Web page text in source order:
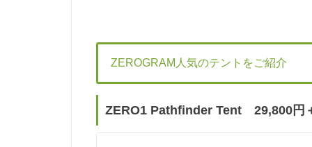
ZEROGRAM人気のテントをご紹介
ZERO1 Pathfinder Tent 29,800円